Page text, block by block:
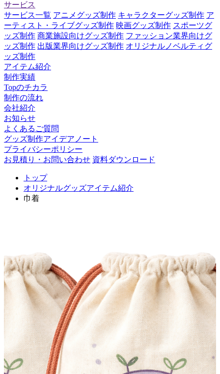
サービス
サービス一覧 アニメグッズ制作 キャラクターグッズ制作 ア
ーティスト・ライブグッズ制作 映画グッズ制作 スポーツグ
ッズ制作 商業施設向けグッズ制作 ファッション業界向けグ
ッズ制作 出版業界向けグッズ制作 オリジナルノベルティグ
ッズ制作
アイテム紹介
制作実績
Topのチカラ
制作の流れ
会社紹介
お知らせ
よくあるご質問
グッズ制作アイデアノート
プライバシーポリシー
お見積り・お問い合わせ 資料ダウンロード
トップ
オリジナルグッズアイテム紹介
巾着